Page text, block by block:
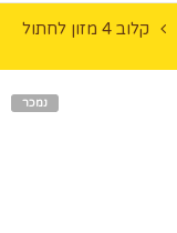
קלוב 4 מזון לחתול
נמכר